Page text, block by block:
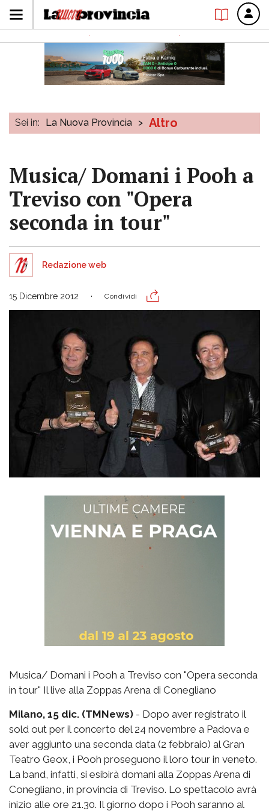
Sei in: La Nuova Provincia > Altro
Musica/ Domani i Pooh a
Treviso con "Opera
seconda in tour"
Redazione web
15 Dicembre 2012 Condividi
Musica/ Domani i Pooh a Treviso con "Opera seconda
in tour" Il live alla Zoppas Arena di Conegliano
Milano, 15 dic. (TMNews) - Dopo aver registrato il
sold out per il concerto del 24 novembre a Padova e
aver aggiunto una seconda data (2 febbraio) al Gran
Teatro Geox, i Pooh proseguono il loro tour in veneto.
La band, infatti, si esibirà domani alla Zoppas Arena di
Conegliano, in provincia di Treviso. Lo spettacolo avrà
inizio alle ore 21.30. Il giorno dopo i Pooh saranno al